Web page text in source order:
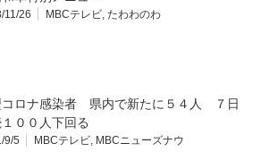
11/26 MBCテレビ, たわわのわ
コロナ感染者 県内で新たに５４人 ７日
００人下回る
9/5 MBCテレビ, MBCニューズナウ